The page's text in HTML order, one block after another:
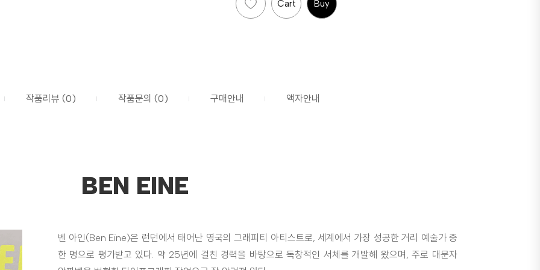
Cart Buy
작품리뷰 (0) 작품문의 (0) 구매안내 액자안내
BEN EINE
벤 아인(Ben Eine)은 런던에서 태어난 영국의 그래피티 아티스트로, 세계에서 가장 성공한 거리 예술가 중
한 명으로 평가받고 있다. 약 25년에 걸친 경력을 바탕으로 독창적인 서체를 개발해 왔으며, 주로 대문자